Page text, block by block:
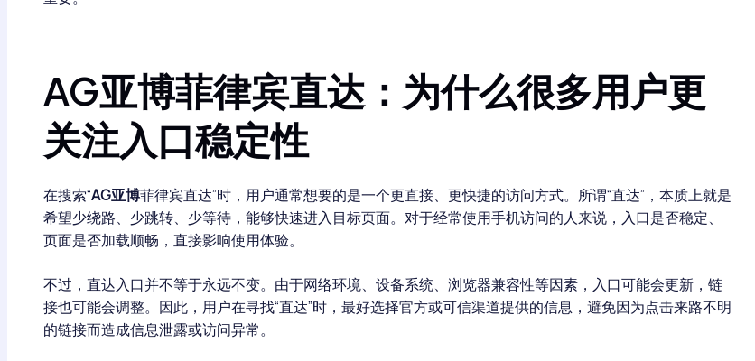
AG亚博菲律宾直达：为什么很多用户更
关注入口稳定性
在搜索“AG亚博菲律宾直达”时，用户通常想要的是一个更直接、更快捷的访问方式。所谓“直达”，本质上就是
希望少绕路、少跳转、少等待，能够快速进入目标页面。对于经常使用手机访问的人来说，入口是否稳定、
页面是否加载顺畅，直接影响使用体验。
不过，直达入口并不等于永远不变。由于网络环境、设备系统、浏览器兼容性等因素，入口可能会更新，链
接也可能会调整。因此，用户在寻找“直达”时，最好选择官方或可信渠道提供的信息，避免因为点击来路不明
的链接而造成信息泄露或访问异常。